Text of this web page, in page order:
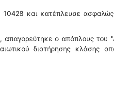
και κατέπλευσε
απαγορεύτηκε ο απόπλους του
διατήρησης κλάσης